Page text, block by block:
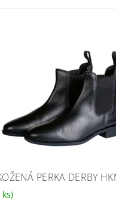
PERKA DERBY
ks)